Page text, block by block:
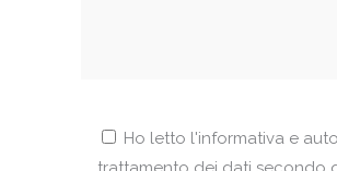
Ho letto l'informativa e